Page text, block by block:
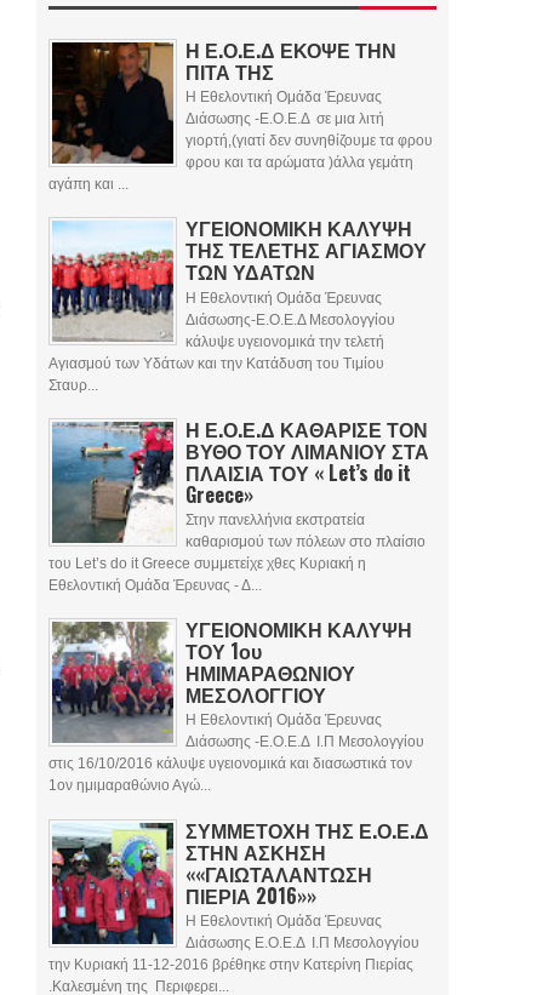
Η Ε.Ο.Ε.Δ ΕΚΟΨΕ ΤΗΝ
ΠΙΤΑ ΤΗΣ
Η Εθελοντική Ομάδα Έρευνας
Διάσωσης -Ε.Ο.Ε.Δ σε μια λιτή
γιορτή,(γιατί δεν συνηθίζουμε τα φρου
φρου και τα αρώματα )άλλα γεμάτη
αγάπη και ...
ΥΓΕΙΟΝΟΜΙΚΗ ΚΑΛΥΨΗ
ΤΗΣ ΤΕΛΕΤΗΣ ΑΓΙΑΣΜΟΥ
ΤΩΝ ΥΔΑΤΩΝ
Η Εθελοντική Ομάδα Έρευνας
Διάσωσης-Ε.Ο.Ε.Δ Μεσολογγίου
κάλυψε υγειονομικά την τελετή
Αγιασμού των Υδάτων και την Κατάδυση του Τιμίου
Σταυρ...
Η Ε.Ο.Ε.Δ ΚΑΘΑΡΙΣΕ ΤΟΝ
ΒΥΘΟ ΤΟΥ ΛΙΜΑΝΙΟΥ ΣΤΑ
ΠΛΑΙΣΙΑ ΤΟΥ « Let’s do it
Greece»
Στην πανελλήνια εκστρατεία
καθαρισμού των πόλεων στο πλαίσιο
του Let’s do it Greece συμμετείχε χθες Κυριακή η
Εθελοντική Ομάδα Έρευνας - Δ...
ΥΓΕΙΟΝΟΜΙΚΗ ΚΑΛΥΨΗ
ΤΟΥ 1ου
ΗΜΙΜΑΡΑΘΩΝΙΟΥ
ΜΕΣΟΛΟΓΓΙΟΥ
Η Εθελοντική Ομάδα Έρευνας
Διάσωσης -Ε.Ο.Ε.Δ Ι.Π Μεσολογγίου
στις 16/10/2016 κάλυψε υγειονομικά και διασωστικά τον
1ον ημιμαραθώνιο Αγώ...
ΣΥΜΜΕΤΟΧΗ ΤΗΣ Ε.Ο.Ε.Δ
ΣΤΗΝ ΑΣΚΗΣΗ
««ΓΑΙΩΤΑΛΑΝΤΩΣΗ
ΠΙΕΡΙΑ 2016»»
Η Εθελοντική Ομάδα Έρευνας
Διάσωσης Ε.Ο.Ε.Δ Ι.Π Μεσολογγίου
την Κυριακή 11-12-2016 βρέθηκε στην Κατερίνη Πιερίας
.Καλεσμένη της Περιφερει...